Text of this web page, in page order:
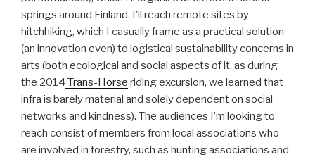
springs around Finland. I’ll reach remote sites by
hitchhiking, which I casually frame as a practical solution
(an innovation even) to logistical sustainability concerns in
arts (both ecological and social aspects of it, as during
the 2014 Trans-Horse riding excursion, we learned that
infra is barely material and solely dependent on social
networks and kindness). The audiences I’m looking to
reach consist of members from local associations who
are involved in forestry, such as hunting associations and